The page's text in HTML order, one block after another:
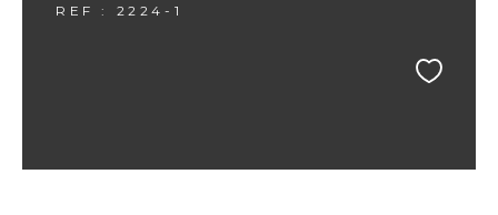
REF : 2224-1